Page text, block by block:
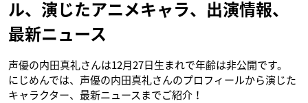
ル、演じたアニメキャラ、出演情報、
最新ニュース
声優の内田真礼さんは12月27日生まれで年齢は非公開です。
にじめんでは、声優の内田真礼さんのプロフィールから演じた
キャラクター、最新ニュースまでご紹介！